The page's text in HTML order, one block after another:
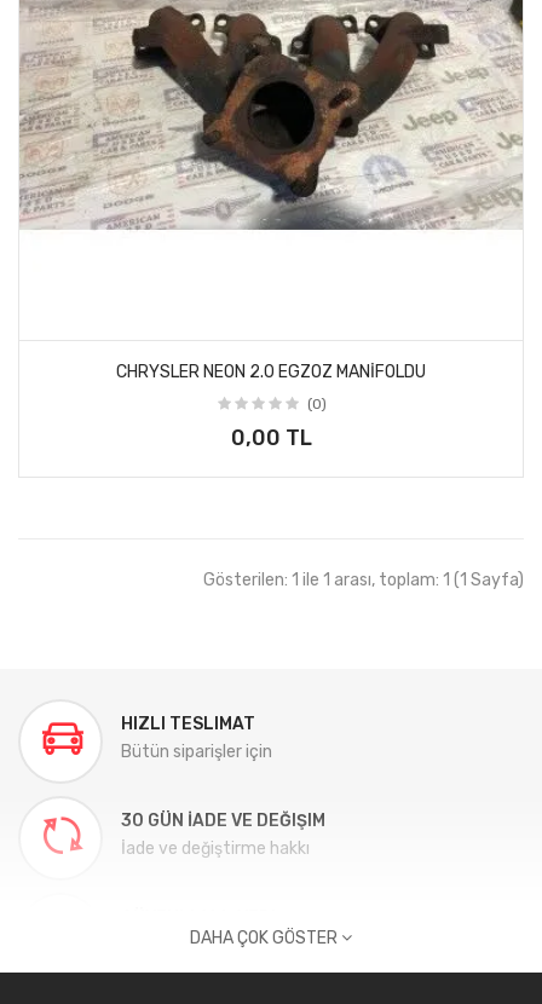
CHRYSLER NEON 2.0 EGZOZ MANİFOLDU
(0)
0,00 TL
Gösterilen: 1 ile 1 arası, toplam: 1 (1 Sayfa)
HIZLI TESLIMAT
Bütün siparişler için
30 GÜN İADE VE DEĞIŞIM
İade ve değiştirme hakkı
100% güvenli ödeme
DAHA ÇOK GÖSTER